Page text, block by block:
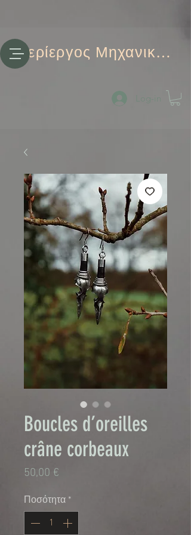
Περίεργος Μηχανικός
Log-in
Boucles d’oreilles
crâne corbeaux
50,00 €
Ποσότητα *